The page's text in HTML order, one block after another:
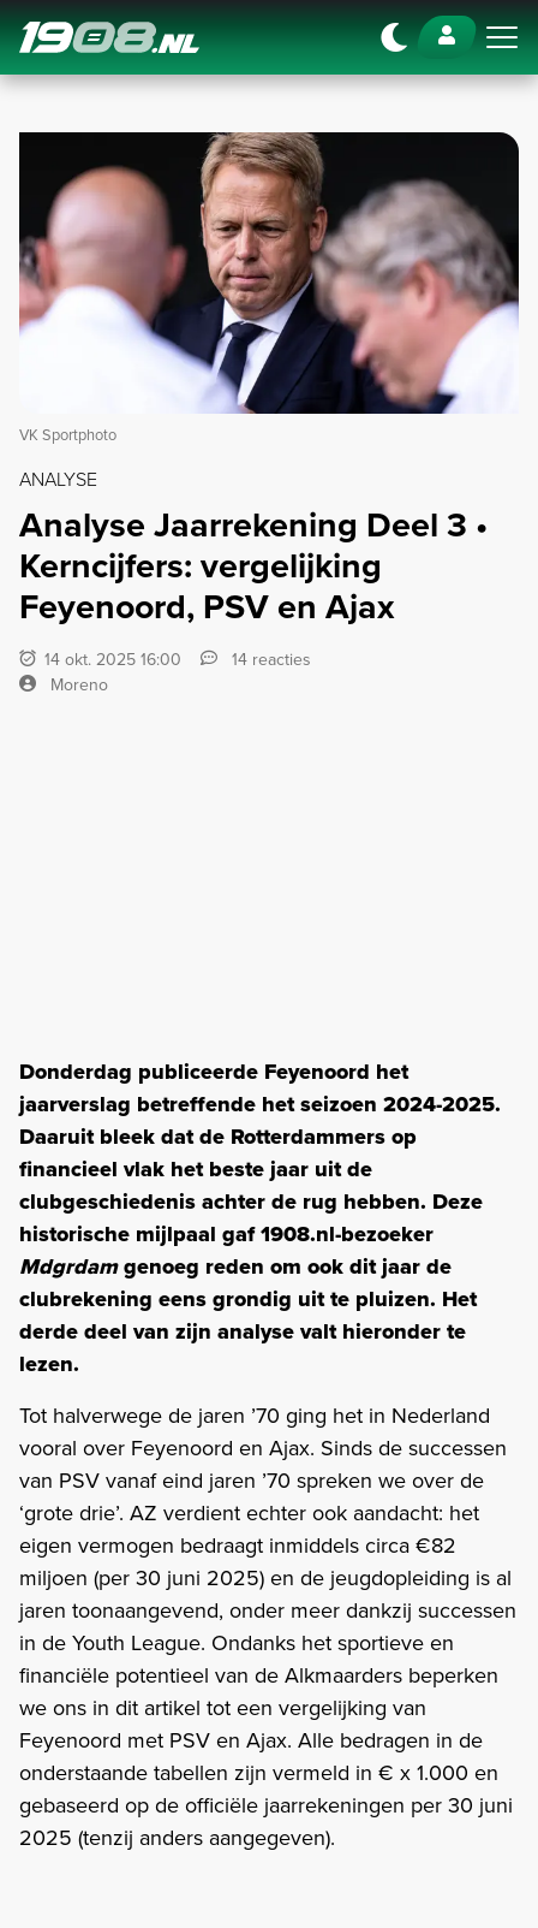
Navigation
VK Sportphoto
ANALYSE
Analyse Jaarrekening Deel 3 •
Kerncijfers: vergelijking
Feyenoord, PSV en Ajax
14 okt. 2025 16:00
14 reacties
Moreno
Donderdag publiceerde Feyenoord het
jaarverslag betreffende het seizoen 2024-2025.
Daaruit bleek dat de Rotterdammers op
financieel vlak het beste jaar uit de
clubgeschiedenis achter de rug hebben. Deze
historische mijlpaal gaf 1908.nl-bezoeker
Mdgrdamgenoeg reden om ook dit jaar de
clubrekening eens grondig uit te pluizen. Het
derde deel van zijn analyse valt hieronder te
lezen.
Tot halverwege de jaren ’70 ging het in Nederland
vooral over Feyenoord en Ajax. Sinds de successen
van PSV vanaf eind jaren ’70 spreken we over de
‘grote drie’. AZ verdient echter ook aandacht: het
eigen vermogen bedraagt inmiddels circa €82
miljoen (per 30 juni 2025) en de jeugdopleiding is al
jaren toonaangevend, onder meer dankzij successen
in de Youth League. Ondanks het sportieve en
financiële potentieel van de Alkmaarders beperken
we ons in dit artikel tot een vergelijking van
Feyenoord met PSV en Ajax. Alle bedragen in de
onderstaande tabellen zijn vermeld in € x 1.000 en
gebaseerd op de officiële jaarrekeningen per 30 juni
2025 (tenzij anders aangegeven).